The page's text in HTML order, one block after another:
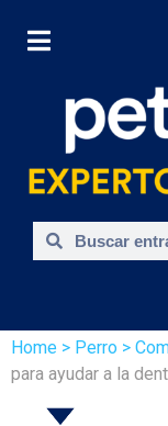
Home > Perro >
para ayudar a la